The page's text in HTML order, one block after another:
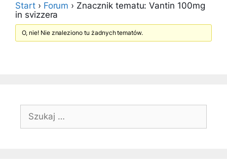
Start › Forum › Znacznik tematu: Vantin 100mg
in svizzera
O, nie! Nie znaleziono tu żadnych tematów.
Szukaj: